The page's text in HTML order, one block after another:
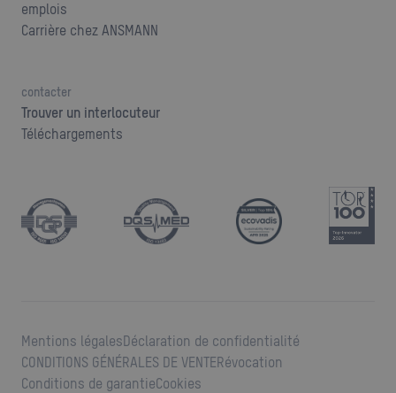
emplois
Carrière chez ANSMANN
contacter
Trouver un interlocuteur
Téléchargements
Mentions légalesDéclaration de confidentialité
CONDITIONS GÉNÉRALES DE VENTERévocation
Conditions de garantieCookies